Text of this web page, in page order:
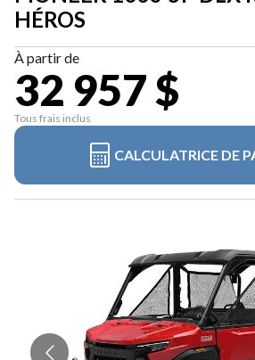
HÉROS
À partir de
32 957 $
Tous frais inclus
CALCULATRICE DE